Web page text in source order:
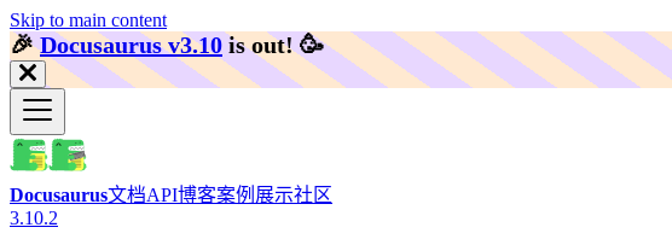
Skip to main content
🎉️Docusaurus v3.10 is out! 🥳️
Docusaurus文档API博客案例展示社区
3.10.2